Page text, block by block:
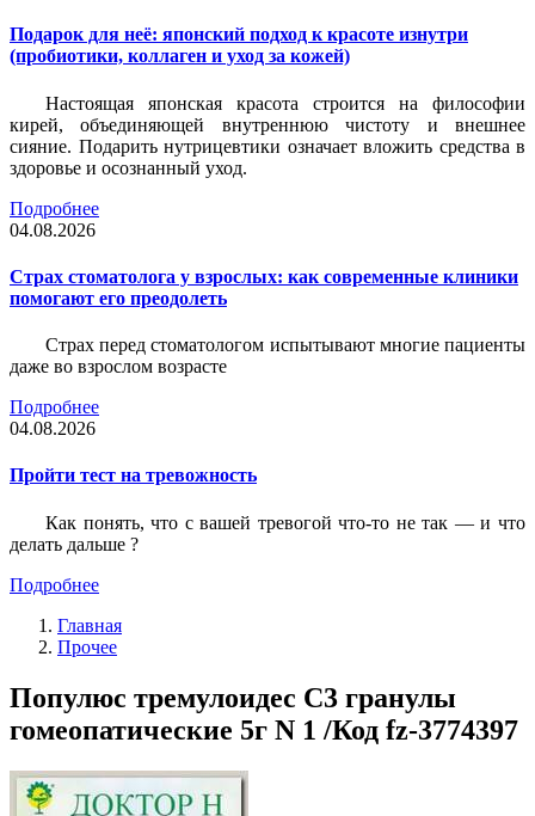
Подарок для неё: японский подход к красоте изнутри
(пробиотики, коллаген и уход за кожей)
Настоящая японская красота строится на философии
кирей, объединяющей внутреннюю чистоту и внешнее
сияние. Подарить нутрицевтики означает вложить средства в
здоровье и осознанный уход.
Подробнее
04.08.2026
Страх стоматолога у взрослых: как современные клиники
помогают его преодолеть
Страх перед стоматологом испытывают многие пациенты
даже во взрослом возрасте
Подробнее
04.08.2026
Пройти тест на тревожность
Как понять, что с вашей тревогой что-то не так — и что
делать дальше ?
Подробнее
Главная
Прочее
Популюс тремулоидес С3 гранулы
гомеопатические 5г N 1 /Код fz-3774397